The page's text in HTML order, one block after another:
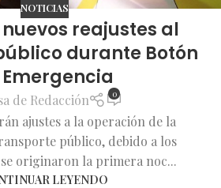
NOTICIAS
reajustes al
durante Botón
de Redacción 0
ajustes a la operación de la
público, debido a los
originaron la primera noc...
LEYENDO